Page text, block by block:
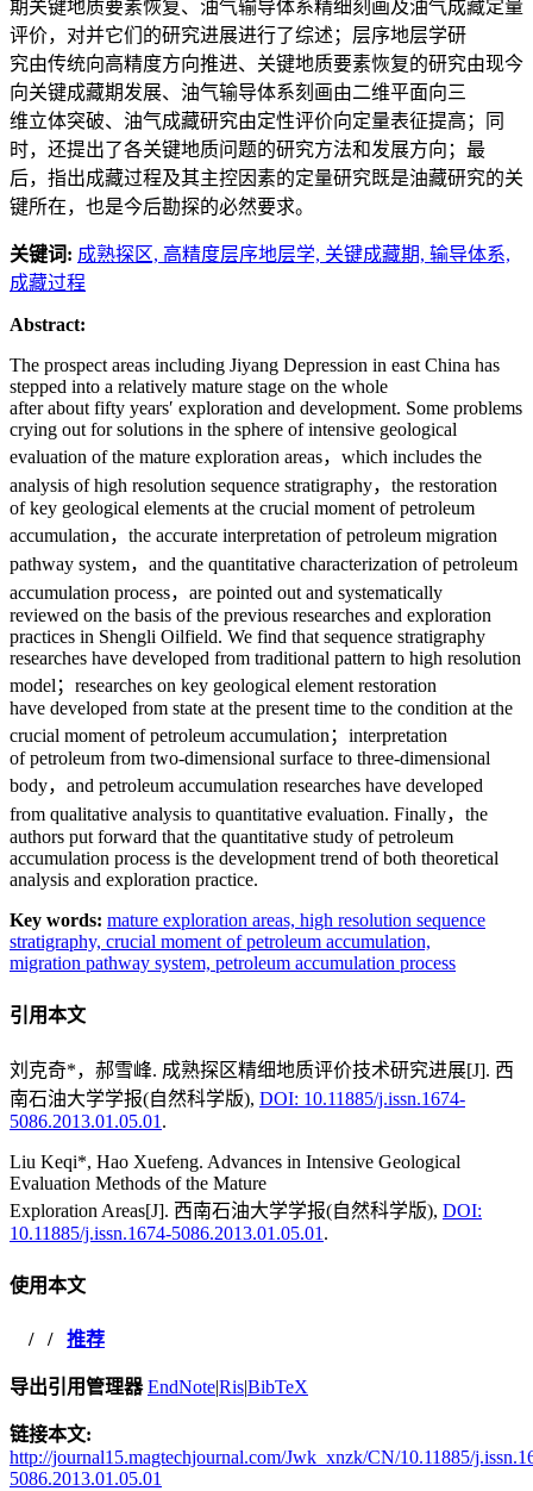
期关键地质要素恢复、油气输导体系精细刻画及油气成藏定量
评价，对并它们的研究进展进行了综述；层序地层学研
究由传统向高精度方向推进、关键地质要素恢复的研究由现今
向关键成藏期发展、油气输导体系刻画由二维平面向三
维立体突破、油气成藏研究由定性评价向定量表征提高；同
时，还提出了各关键地质问题的研究方法和发展方向；最
后，指出成藏过程及其主控因素的定量研究既是油藏研究的关
键所在，也是今后勘探的必然要求。
关键词: 成熟探区, 高精度层序地层学, 关键成藏期, 输导体系,
成藏过程
Abstract:
The prospect areas including Jiyang Depression in east China has
stepped into a relatively mature stage on the whole
after about fifty years′ exploration and development. Some problems
crying out for solutions in the sphere of intensive geological
evaluation of the mature exploration areas，which includes the
analysis of high resolution sequence stratigraphy，the restoration
of key geological elements at the crucial moment of petroleum
accumulation，the accurate interpretation of petroleum migration
pathway system，and the quantitative characterization of petroleum
accumulation process，are pointed out and systematically
reviewed on the basis of the previous researches and exploration
practices in Shengli Oilfield. We find that sequence stratigraphy
researches have developed from traditional pattern to high resolution
model；researches on key geological element restoration
have developed from state at the present time to the condition at the
crucial moment of petroleum accumulation；interpretation
of petroleum from two-dimensional surface to three-dimensional
body，and petroleum accumulation researches have developed
from qualitative analysis to quantitative evaluation. Finally，the
authors put forward that the quantitative study of petroleum
accumulation process is the development trend of both theoretical
analysis and exploration practice.
Key words: mature exploration areas, high resolution sequence
stratigraphy, crucial moment of petroleum accumulation,
migration pathway system, petroleum accumulation process
引用本文
刘克奇*，郝雪峰. 成熟探区精细地质评价技术研究进展[J]. 西
南石油大学学报(自然科学版), DOI: 10.11885/j.issn.1674-
5086.2013.01.05.01 .
Liu Keqi*, Hao Xuefeng. Advances in Intensive Geological
Evaluation Methods of the Mature
Exploration Areas[J]. 西南石油大学学报(自然科学版), DOI:
10.11885/j.issn.1674-5086.2013.01.05.01 .
使用本文
/ / 推荐
导出引用管理器 EndNote|Ris|BibTeX
链接本文:
http://journal15.magtechjournal.com/Jwk_xnzk/CN/10.11885/
5086.2013.01.05.01